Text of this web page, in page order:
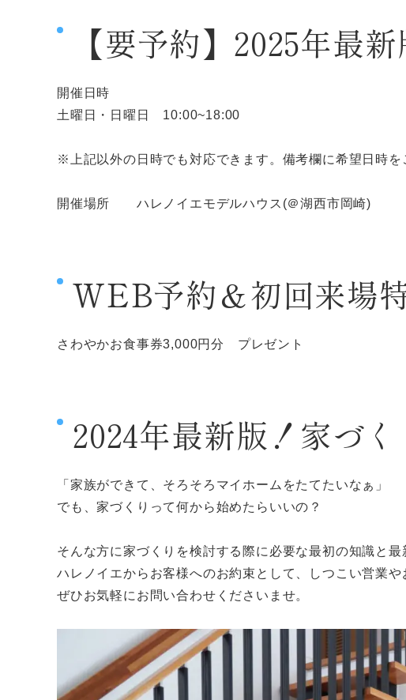
【要予約】2025年最
開催日時
土曜日・日曜日 10:00~18:00
※上記以外の日時でも対応できます。備考欄に希望日時を
開催場所 ハレノイエモデルハウス(＠湖西市岡崎)
WEB予約＆初回来場
さわやかお食事券3,000円分 プレゼント
2024年最新版！家づ
「家族ができて、そろそろマイホームをたてたいなぁ」
でも、家づくりって何から始めたらいいの？
そんな方に家づくりを検討する際に必要な最初の知識と
ハレノイエからお客様へのお約束として、しつこい営業
ぜひお気軽にお問い合わせくださいませ。